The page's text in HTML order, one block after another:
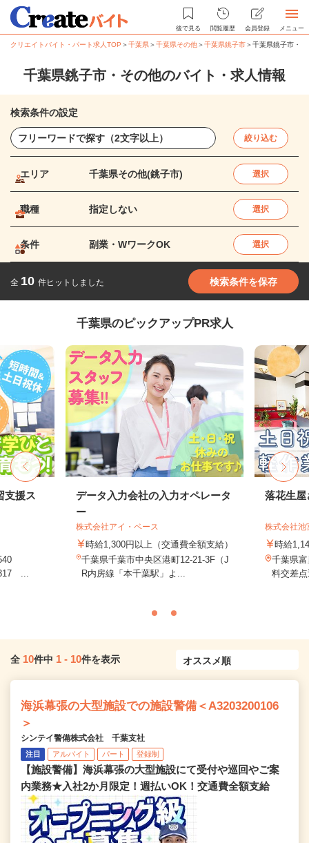
後で見る 閲覧履歴 会員登録 メニュー
クリエイトバイト・パート求人TOP ＞千葉県＞千葉県その他＞千葉県銚子市＞千葉県銚子市・
千葉県銚子市・その他のバイト・求人情報
検索条件の設定
絞り込む
エリア 千葉県その他(銚子市) 選択
職種 指定しない 選択
条件 副業・WワークOK 選択
全 10 件ヒットしました 検索条件を保存
千葉県のピックアップPR求人
支援ス
...
データ入力会社の入力オペレータ
ー
株式会社アイ・ベース
時給1,300円以上（交通費全額支給）
千葉県千葉市中央区港町12-21-3F（J
R内房線「本千葉駅」よ...
落花生屋
株式会社池
時給
千葉県
料交差
全 10件中 1 - 10件を表示
海浜幕張の大型施設での施設警備＜A3203200106
＞
シンテイ警備株式会社 千葉支社
注目 アルバイト パート 登録制
【施設警備】海浜幕張の大型施設にて受付や巡回やご案
内業務★入社2か月限定！週払いOK！交通費全額支給